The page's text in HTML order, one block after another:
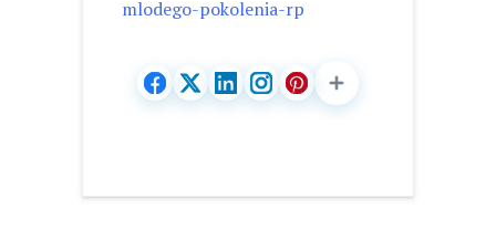
mlodego-pokolenia-rp